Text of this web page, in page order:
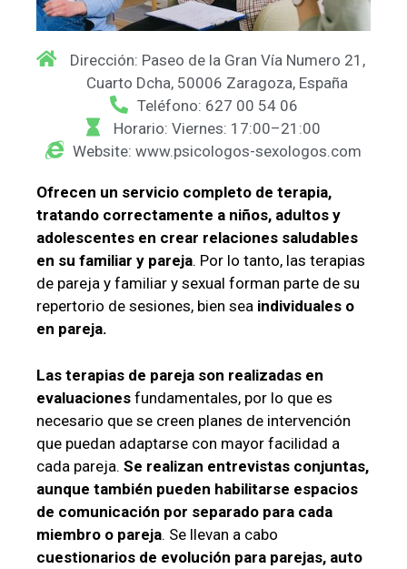
Dirección: Paseo de la Gran Vía Numero 21,
Cuarto Dcha, 50006 Zaragoza, España
Teléfono: 627 00 54 06
Horario: Viernes: 17:00–21:00
Website: www.psicologos-sexologos.com
Ofrecen un servicio completo de terapia,
tratando correctamente a niños, adultos y
adolescentes en crear relaciones saludables
en su familiar y pareja. Por lo tanto, las terapias
de pareja y familiar y sexual forman parte de su
repertorio de sesiones, bien sea individuales o
en pareja.
Las terapias de pareja son realizadas en
evaluaciones fundamentales, por lo que es
necesario que se creen planes de intervención
que puedan adaptarse con mayor facilidad a
cada pareja. Se realizan entrevistas conjuntas,
aunque también pueden habilitarse espacios
de comunicación por separado para cada
miembro o pareja. Se llevan a cabo
cuestionarios de evolución para parejas, auto